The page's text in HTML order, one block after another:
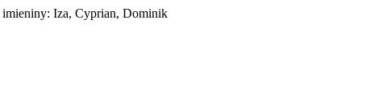
imieniny: Iza, Cyprian, Dominik